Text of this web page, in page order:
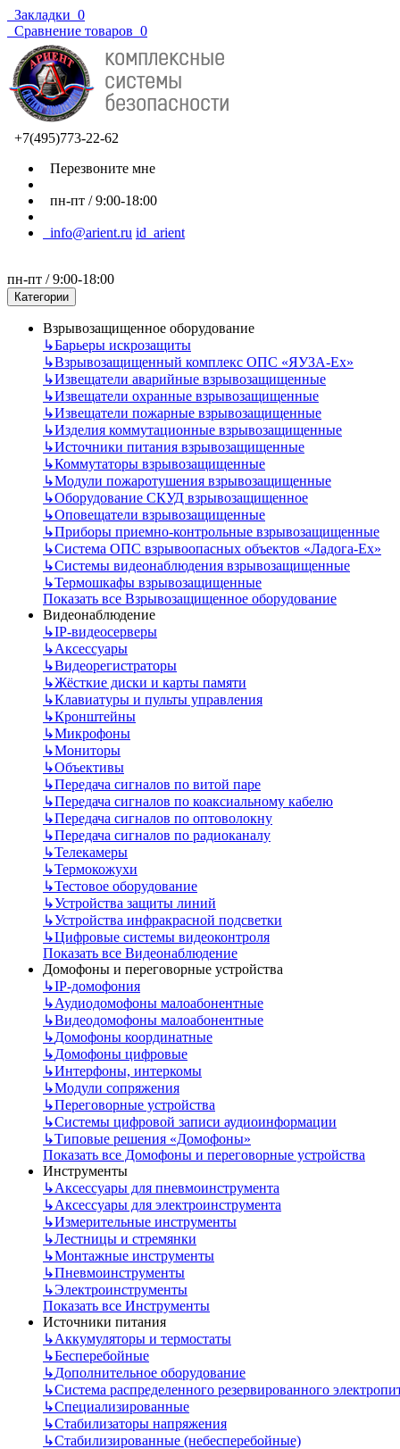
Закладки 0
Сравнение товаров 0
+7(495)773-22-62
Перезвоните мне
пн-пт / 9:00-18:00
info@arient.ru id_arient
пн-пт / 9:00-18:00
Категории
Взрывозащищенное оборудование
↳Барьеры искрозащиты
↳Взрывозащищенный комплекс ОПС «ЯУЗА-Ех»
↳Извещатели аварийные взрывозащищенные
↳Извещатели охранные взрывозащищенные
↳Извещатели пожарные взрывозащищенные
↳Изделия коммутационные взрывозащищенные
↳Источники питания взрывозащищенные
↳Коммутаторы взрывозащищенные
↳Модули пожаротушения взрывозащищенные
↳Оборудование СКУД взрывозащищенное
↳Оповещатели взрывозащищенные
↳Приборы приемно-контрольные взрывозащищенные
↳Система ОПС взрывоопасных объектов «Ладога-Ex»
↳Системы видеонаблюдения взрывозащищенные
↳Термошкафы взрывозащищенные
Показать все Взрывозащищенное оборудование
Видеонаблюдение
↳IP-видеосерверы
↳Аксессуары
↳Видеорегистраторы
↳Жёсткие диски и карты памяти
↳Клавиатуры и пульты управления
↳Кронштейны
↳Микрофоны
↳Мониторы
↳Объективы
↳Передача сигналов по витой паре
↳Передача сигналов по коаксиальному кабелю
↳Передача сигналов по оптоволокну
↳Передача сигналов по радиоканалу
↳Телекамеры
↳Термокожухи
↳Тестовое оборудование
↳Устройства защиты линий
↳Устройства инфракрасной подсветки
↳Цифровые системы видеоконтроля
Показать все Видеонаблюдение
Домофоны и переговорные устройства
↳IP-домофония
↳Аудиодомофоны малоабонентные
↳Видеодомофоны малоабонентные
↳Домофоны координатные
↳Домофоны цифровые
↳Интерфоны, интеркомы
↳Модули сопряжения
↳Переговорные устройства
↳Системы цифровой записи аудиоинформации
↳Типовые решения «Домофоны»
Показать все Домофоны и переговорные устройства
Инструменты
↳Аксессуары для пневмоинструмента
↳Аксессуары для электроинструмента
↳Измерительные инструменты
↳Лестницы и стремянки
↳Монтажные инструменты
↳Пневмоинструменты
↳Электроинструменты
Показать все Инструменты
Источники питания
↳Аккумуляторы и термостаты
↳Бесперебойные
↳Дополнительное оборудование
↳Система распределенного резервированного
↳Специализированные
↳Стабилизаторы напряжения
↳Стабилизированные (небесперебойные)